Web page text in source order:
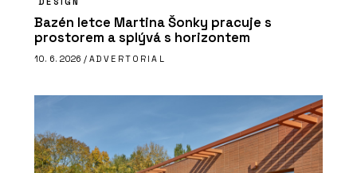
Bazén letce Martina Šonky pracuje s
prostorem a splývá s horizontem
10. 6. 2026 / ADVERTORIAL